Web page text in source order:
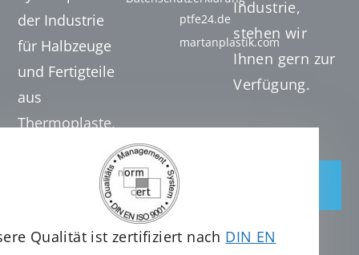
Qualität ist zertifiziert nach DIN EN
der Industrie
für Halbzeuge
und Fertigteile
aus
Thermoplaste,
Duroplaste und
Hochleistungskunststoffen.
Tel. +49 (0) 7131 20
info@martanplastics.com
ptfe24.de
martanplastik.com
Industrie,
stehen wir
Ihnen gern zur
Verfügung.